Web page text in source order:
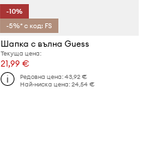
-10%
-5%* с код: FS
Шапка с вълна Guess
Текуща цена:
21,99 €
Редовна цена:43,92 €
Най-ниска цена:24,54 €